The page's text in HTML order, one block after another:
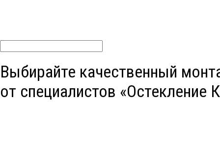
Выбирайте качественный
от специалистов «Остекление